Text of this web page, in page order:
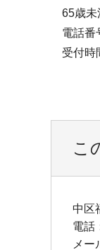
65歳未
電話番
受付時
※祝日
こ
中区
電話
メー